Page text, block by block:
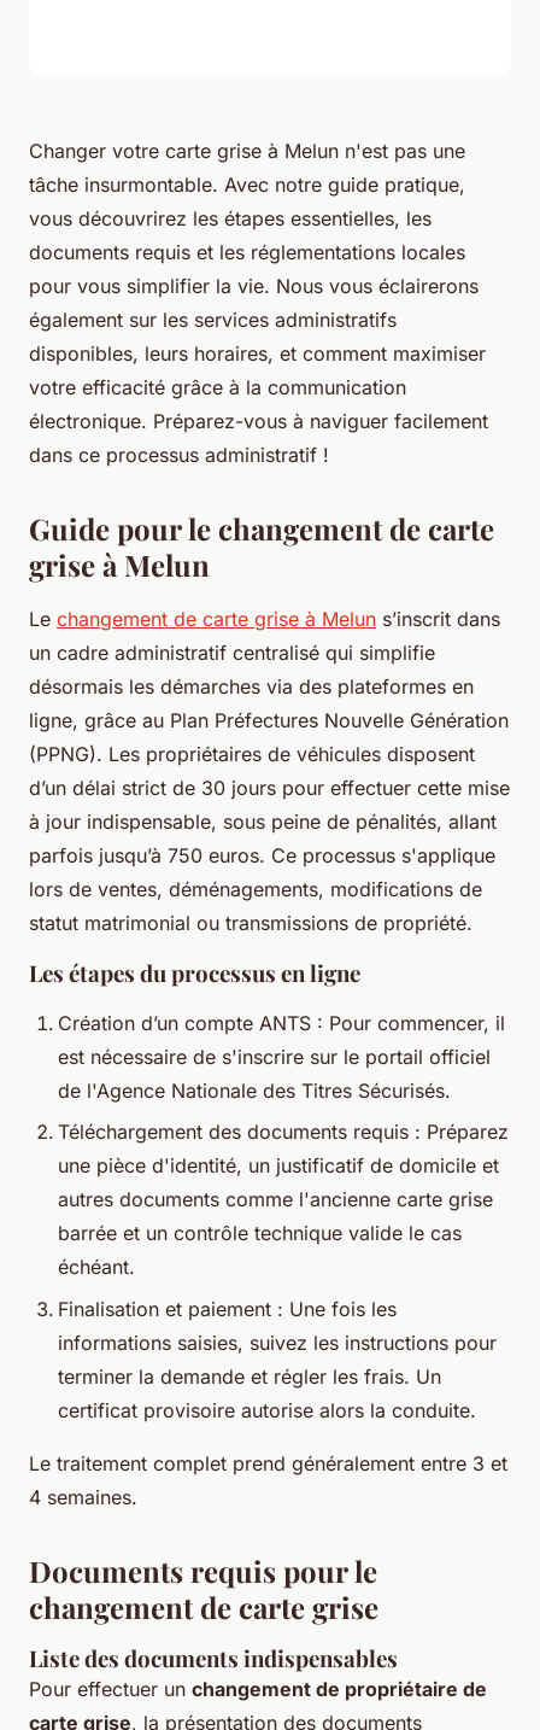
Changer votre carte grise à Melun n'est pas une
tâche insurmontable. Avec notre guide pratique,
vous découvrirez les étapes essentielles, les
documents requis et les réglementations locales
pour vous simplifier la vie. Nous vous éclairerons
également sur les services administratifs
disponibles, leurs horaires, et comment maximiser
votre efficacité grâce à la communication
électronique. Préparez-vous à naviguer facilement
dans ce processus administratif !
Guide pour le changement de carte
grise à Melun
Le changement de carte grise à Melun s’inscrit dans
un cadre administratif centralisé qui simplifie
désormais les démarches via des plateformes en
ligne, grâce au Plan Préfectures Nouvelle Génération
(PPNG). Les propriétaires de véhicules disposent
d’un délai strict de 30 jours pour effectuer cette mise
à jour indispensable, sous peine de pénalités, allant
parfois jusqu’à 750 euros. Ce processus s'applique
lors de ventes, déménagements, modifications de
statut matrimonial ou transmissions de propriété.
Les étapes du processus en ligne
Création d’un compte ANTS : Pour commencer, il
est nécessaire de s'inscrire sur le portail officiel
de l'Agence Nationale des Titres Sécurisés.
Téléchargement des documents requis : Préparez
une pièce d'identité, un justificatif de domicile et
autres documents comme l'ancienne carte grise
barrée et un contrôle technique valide le cas
échéant.
Finalisation et paiement : Une fois les
informations saisies, suivez les instructions pour
terminer la demande et régler les frais. Un
certificat provisoire autorise alors la conduite.
Le traitement complet prend généralement entre 3 et
4 semaines.
Documents requis pour le
changement de carte grise
Liste des documents indispensables
Pour effectuer un changement de propriétaire de
carte grise, la présentation des documents